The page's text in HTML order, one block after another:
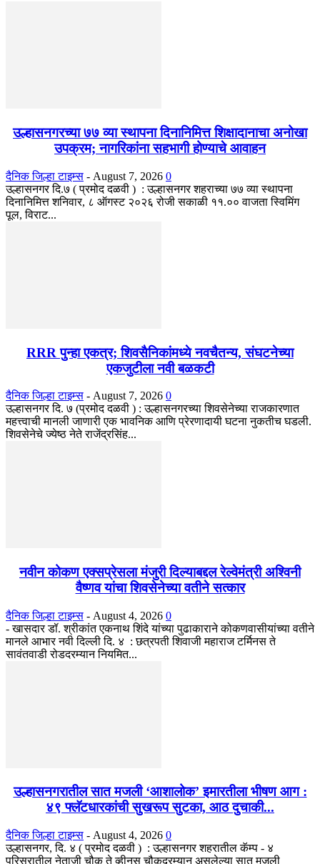
उल्हासनगरच्या ७७ व्या स्थापना दिनानिमित्त शिक्षादानाचा अनोखा
उपक्रम; नागरिकांना सहभागी होण्याचे आवाहन
दैनिक जिल्हा टाइम्स - August 7, 2026 0
उल्हासनगर दि.७ ( प्रमोद दळवी ) : उल्हासनगर शहराच्या ७७ व्या स्थापना
दिनानिमित्त शनिवार, ८ ऑगस्ट २०२६ रोजी सकाळी ११.०० वाजता स्विमिंग
पूल, विराट...
RRR पुन्हा एकत्र; शिवसैनिकांमध्ये नवचैतन्य, संघटनेच्या
एकजुटीला नवी बळकटी
दैनिक जिल्हा टाइम्स - August 7, 2026 0
उल्हासनगर दि. ७ (प्रमोद दळवी ) : उल्हासनगरच्या शिवसेनेच्या राजकारणात
महत्त्वाची मानली जाणारी एक भावनिक आणि प्रेरणादायी घटना नुकतीच घडली.
शिवसेनेचे ज्येष्ठ नेते राजेंद्रसिंह...
नवीन कोकण एक्सप्रेसला मंजुरी दिल्याबद्दल रेल्वेमंत्री अश्विनी
वैष्णव यांचा शिवसेनेच्या वतीने सत्कार
दैनिक जिल्हा टाइम्स - August 4, 2026 0
- खासदार डॉ. श्रीकांत एकनाथ शिंदे यांच्या पुढाकाराने कोकणवासीयांच्या वतीने
मानले आभार नवी दिल्ली दि. ४ : छत्रपती शिवाजी महाराज टर्मिनस ते
सावंतवाडी रोडदरम्यान नियमित...
उल्हासनगरातील सात मजली ‘आशालोक’ इमारतीला भीषण आग :
४९ फ्लॅटधारकांची सुखरूप सुटका, आठ दुचाकी...
दैनिक जिल्हा टाइम्स - August 4, 2026 0
उल्हासनगर, दि. ४ ( प्रमोद दळवी ) : उल्हासनगर शहरातील कॅम्प - ४
परिसरातील नेताजी चौक ते व्हीनस चौकदरम्यान असलेल्या सात मजली